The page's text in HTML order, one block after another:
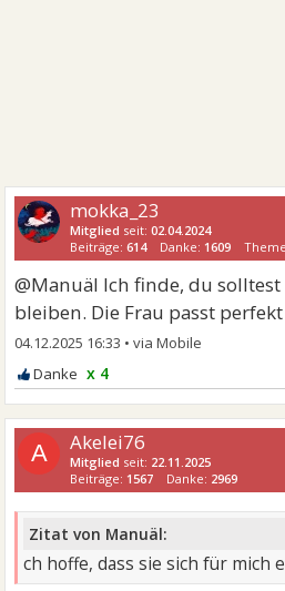
mokka_23
Mitglied seit:02.04.2024
Beiträge:614 Danke: 1609
@Manuäl Ich finde, du
bleiben. Die Frau passt
04.12.2025 16:33 •
x 4
A Akelei76
Mitglied seit: 22.11.2025
Beiträge: 1567 Danke: 2969
Zitat von Manuäl:
ch hoffe, dass sie sich für mich